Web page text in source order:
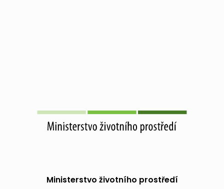
Ministerstvo životního prostředí